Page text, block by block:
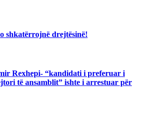
shkatërrojnë drejtësinë!
Rexhepi- “kandidati i preferuar i
të ansamblit” ishte i arrestuar për